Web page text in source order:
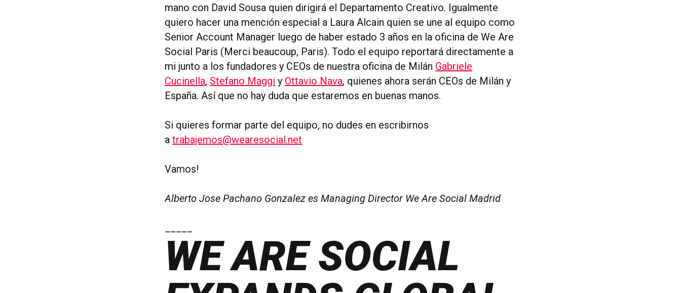
mano con David Sousa quien dirigirá el Departamento Creativo. Igualmente
quiero hacer una mención especial a Laura Alcain quien se une al equipo como
Senior Account Manager luego de haber estado 3 años en la oficina de We Are
Social Paris (Merci beaucoup, Paris). Todo el equipo reportará directamente a
mi junto a los fundadores y CEOs de nuestra oficina de Milán Gabriele
Cucinella, Stefano Maggi y Ottavio Nava, quienes ahora serán CEOs de Milán y
España. Así que no hay duda que estaremos en buenas manos.
Si quieres formar parte del equipo, no dudes en escribirnos
atrabajemos@wearesocial.net
Vamos!
Alberto Jose Pachano Gonzalez es Managing Director We Are Social Madrid
WE ARE SOCIAL